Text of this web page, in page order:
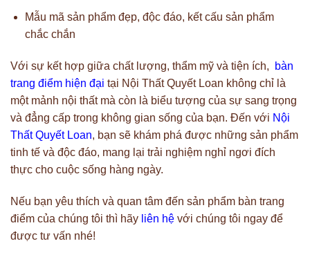
Mẫu mã sản phẩm đẹp, độc đáo, kết cấu sản phẩm
chắc chắn
Với sự kết hợp giữa chất lượng, thẩm mỹ và tiện ích,
bàn
trang điểm hiện đại tại Nội Thất Quyết Loan không chỉ là
một mảnh nội thất mà còn là biểu tượng của sự sang trọng
và đẳng cấp trong không gian sống của bạn. Đến với Nội
Thất Quyết Loan, bạn sẽ khám phá được những sản phẩm
tinh tế và độc đáo, mang lại trải nghiệm nghỉ ngơi đích
thực cho cuộc sống hàng ngày.
Nếu bạn yêu thích và quan tâm đến sản phẩm bàn trang
điểm của chúng tôi thì hãy liên hệ với chúng tôi ngay để
được tư vấn nhé!